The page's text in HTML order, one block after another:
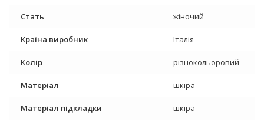
Стать жіночий
Країна виробник Італія
Колір різнокольоровий
Матеріал шкіра
Матеріал підкладки шкіра